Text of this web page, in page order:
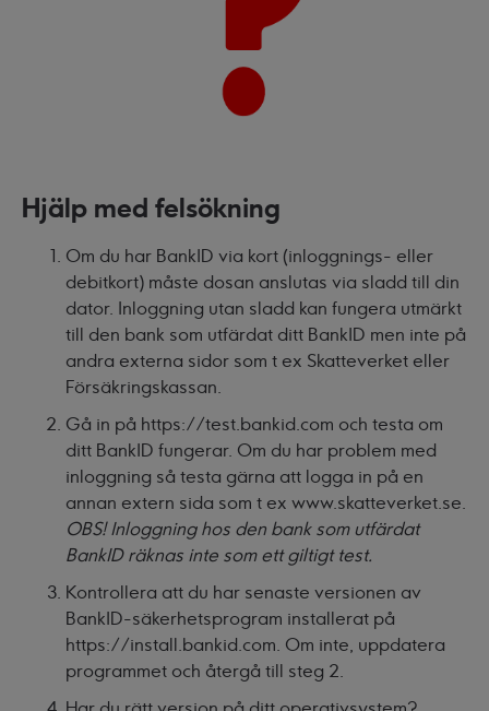
Hjälp med felsökning
Om du har BankID via kort (inloggnings- eller
debitkort) måste dosan anslutas via sladd till din
dator. Inloggning utan sladd kan fungera utmärkt
till den bank som utfärdat ditt BankID men inte på
andra externa sidor som t ex Skatteverket eller
Försäkringskassan.
Gå in på https://test.bankid.com och testa om
ditt BankID fungerar. Om du har problem med
inloggning så testa gärna att logga in på en
annan extern sida som t ex www.skatteverket.se.
OBS! Inloggning hos den bank som utfärdat
BankID räknas inte som ett giltigt test.
Kontrollera att du har senaste versionen av
BankID-säkerhetsprogram installerat på
https://install.bankid.com. Om inte, uppdatera
programmet och återgå till steg 2.